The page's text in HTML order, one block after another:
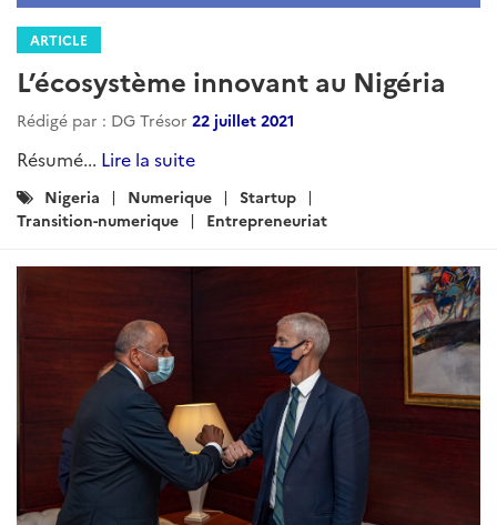
ARTICLE
L’écosystème innovant au Nigéria
Rédigé par : DG Trésor 22 juillet 2021
Résumé... Lire la suite
Catégories
:
Nigeria Numerique
Startup
Transition-numerique
Entrepreneuriat